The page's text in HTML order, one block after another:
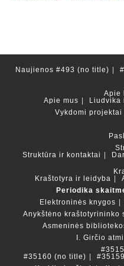
Naujienos #493 (no title)
Apie
Apie mus
Liudvika
Vykdomi projektai
Struktūra ir kontaktai
Kraštotyra ir leidyba
Periodika
Elektroninės knygos
Anykštėno kraštotyrininko
Asmeninės
I. Girčio
#35160 (no title)